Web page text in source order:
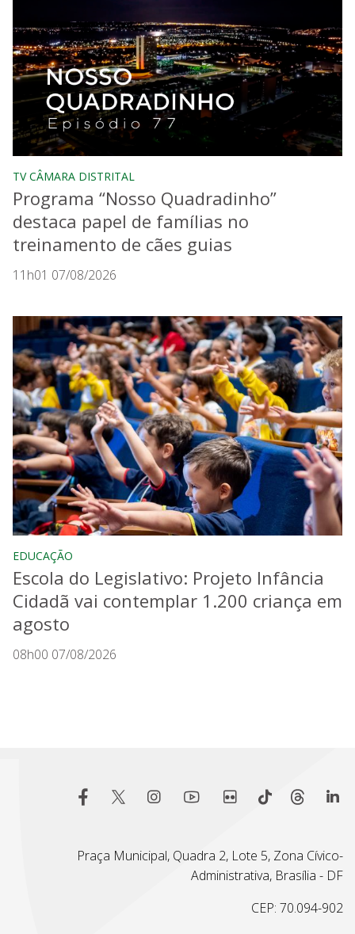
TV CÂMARA DISTRITAL
Programa “Nosso Quadradinho”
destaca papel de famílias no
treinamento de cães guias
11h01 07/08/2026
EDUCAÇÃO
Escola do Legislativo: Projeto Infância
Cidadã vai contemplar 1.200 criança em
agosto
08h00 07/08/2026
Praça Municipal, Quadra 2, Lote 5, Zona Cívico-
Administrativa, Brasília - DF
CEP: 70.094-902